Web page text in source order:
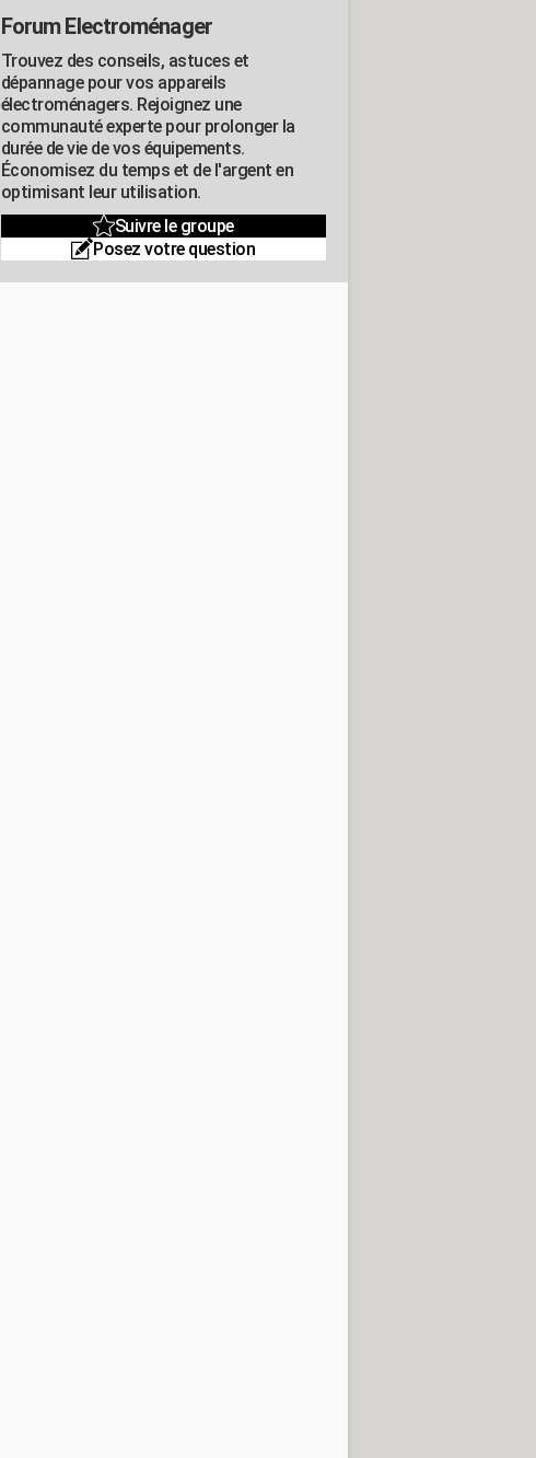
Forum Electroménager
Trouvez des conseils, astuces et
dépannage pour vos appareils
électroménagers. Rejoignez une
communauté experte pour prolonger la
durée de vie de vos équipements.
Économisez du temps et de l'argent en
optimisant leur utilisation.
Suivre le groupe
Posez votre question